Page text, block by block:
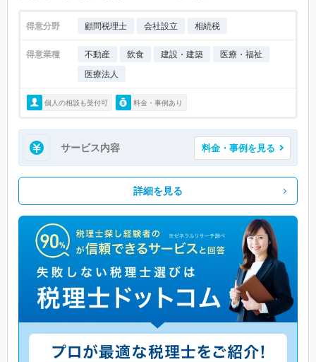
得意分野 顧問税理士 会社設立 相続税
得意業種 不動産 飲食 建設・建築
医療・福祉
医療法人
個人の相談も受付可 料金・事例あり
サービス内容 料金・事例を見る
詳細を見る